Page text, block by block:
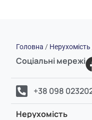
Головна / Нерухомість
Соціальні мережі
+38 098
Нерухомість